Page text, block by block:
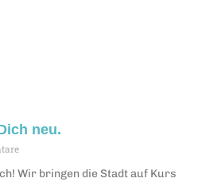
neu.
Wir bringen die Stadt auf Kurs